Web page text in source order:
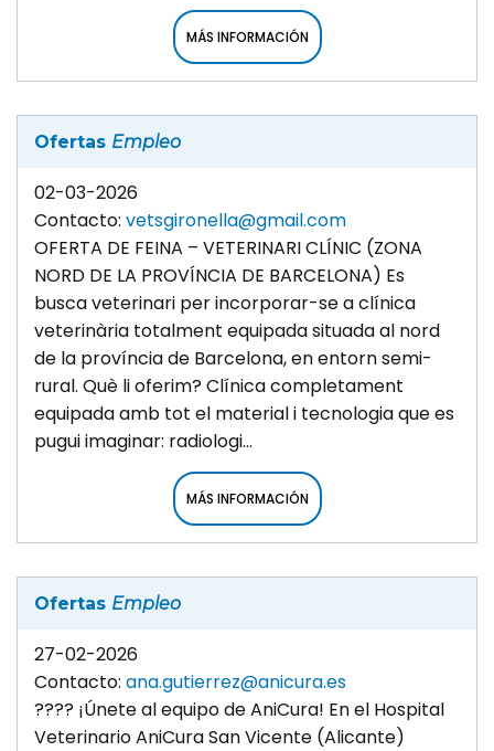
MÁS INFORMACIÓN
Ofertas Empleo
02-03-2026
Contacto: vetsgironella@gmail.com
OFERTA DE FEINA – VETERINARI CLÍNIC (ZONA
NORD DE LA PROVÍNCIA DE BARCELONA) Es
busca veterinari per incorporar-se a clínica
veterinària totalment equipada situada al nord
de la província de Barcelona, en entorn semi-
rural. Què li oferim? Clínica completament
equipada amb tot el material i tecnologia que es
pugui imaginar: radiologi...
MÁS INFORMACIÓN
Ofertas Empleo
27-02-2026
Contacto: ana.gutierrez@anicura.es
???? ¡Únete al equipo de AniCura! En el Hospital
Veterinario AniCura San Vicente (Alicante)